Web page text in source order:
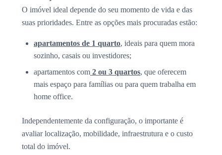
O imóvel ideal depende do seu momento de vida e das
suas prioridades. Entre as opções mais procuradas estão:
apartamentos de 1 quarto, ideais para quem mora
sozinho, casais ou investidores;
apartamentos com 2 ou 3 quartos, que oferecem
mais espaço para famílias ou para quem trabalha em
home office.
Independentemente da configuração, o importante é
avaliar localização, mobilidade, infraestrutura e o custo
total do imóvel.